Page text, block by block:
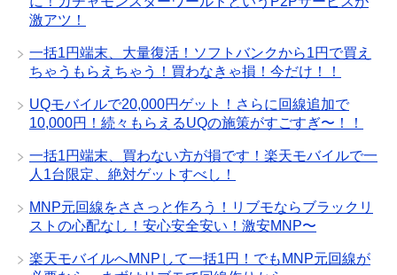
激アツ！
一括1円端末、大量復活！ソフトバンクから1円で買え
ちゃうもらえちゃう！買わなきゃ損！今だけ！！
UQモバイルで20,000円ゲット！さらに回線追加で
10,000円！続々もらえるUQの施策がすごすぎ〜！！
一括1円端末、買わない方が損です！楽天モバイルで一
人1台限定、絶対ゲットすべし！
MNP元回線をささっと作ろう！リブモならブラックリ
ストの心配なし！安心安全安い！激安MNP〜
楽天モバイルへMNPして一括1円！でもMNP元回線が